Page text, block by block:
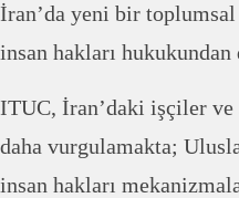
İran’da yeni bir toplumsal
insan hakları
ITUC, İran’daki işçiler ve
daha vurgulamakta;
insan hakları